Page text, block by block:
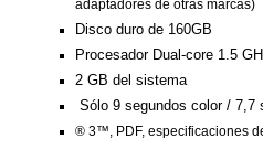
adaptadores de otras marcas)
Disco duro de 160GB
Procesador Dual-core 1.5
2 GB del sistema
Sólo 9 segundos color / 7,7
® 3™, PDF, especificaciones